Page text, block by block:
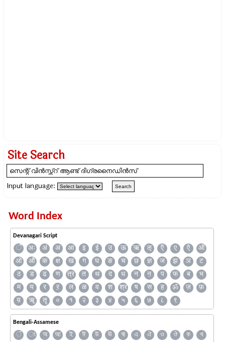
Site Search
Input language:
Word Index
Devanagari Script
ँ अः अं अ आ इ ई उ ऊ ऋ ऌ ऍ ए ऐ
ऑ
ओ
औ क क्ष ख ग घ ङ च छ ज्ञ ज झ ञ
ट
ठ
ड ढ ण त्र त थ द ध न ऩ प फ ब
भ
म
य र ऱ ल ळ व श श्र ष स ह ॐ ज़
फ़
य़
ॠ ॡ ० १ २ ३ ४ ५ ६ ७ ८ ९
Bengali-Assamese
ঁ ং অ আ ই ঈ উ ঊ ঋ এ ঐ ও ঔ ক
খ